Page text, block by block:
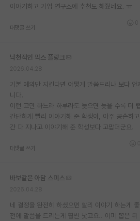
이야기하고 기업 연구소에 추천도 해줬네요. ㅠ
대댓글 쓰기
낙천적인 막스 플랑크
기본 예의만 지킨다면 어떻게 말씀드리냐 보다
니다.
이런 고민 하느라 하루라도 늦으면 늦을 수록 더
간단하게 빨리 이야기해 준 학생이, 아주 공손하
간 다 지나고 이야기해 준 학생보다 고맙더군요.
대댓글 쓰기
바보같은 아담 스미스
네 결정을 완전히 하셨으면 빨리 이야기 하는게
전에 말씀을 드리는게 훨씬 낫고요.. 이미 뽑은 뒤